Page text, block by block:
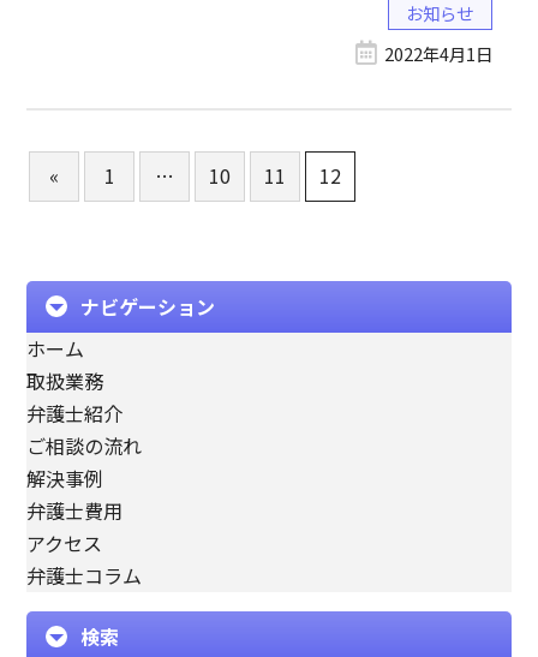
お知らせ
2022年4月1日
« 1 … 10 11 12
ナビゲーション
ホーム
取扱業務
弁護士紹介
ご相談の流れ
解決事例
弁護士費用
アクセス
弁護士コラム
検索